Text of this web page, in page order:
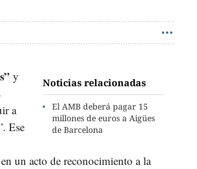
Noticias relacionadas
El AMB deberá pagar 15
millones de euros a Aigües
de Barcelona
y
a
Ese
un acto de reconocimiento a la